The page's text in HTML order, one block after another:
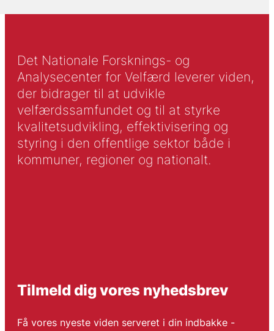
Det Nationale Forsknings- og
Analysecenter for Velfærd leverer viden,
der bidrager til at udvikle
velfærdssamfundet og til at styrke
kvalitetsudvikling, effektivisering og
styring i den offentlige sektor både i
kommuner, regioner og nationalt.
Tilmeld dig vores nyhedsbrev
Få vores nyeste viden serveret i din indbakke -